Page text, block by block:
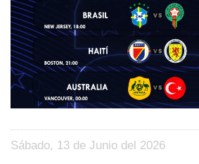
Sábado, 13 de Junio del 2026